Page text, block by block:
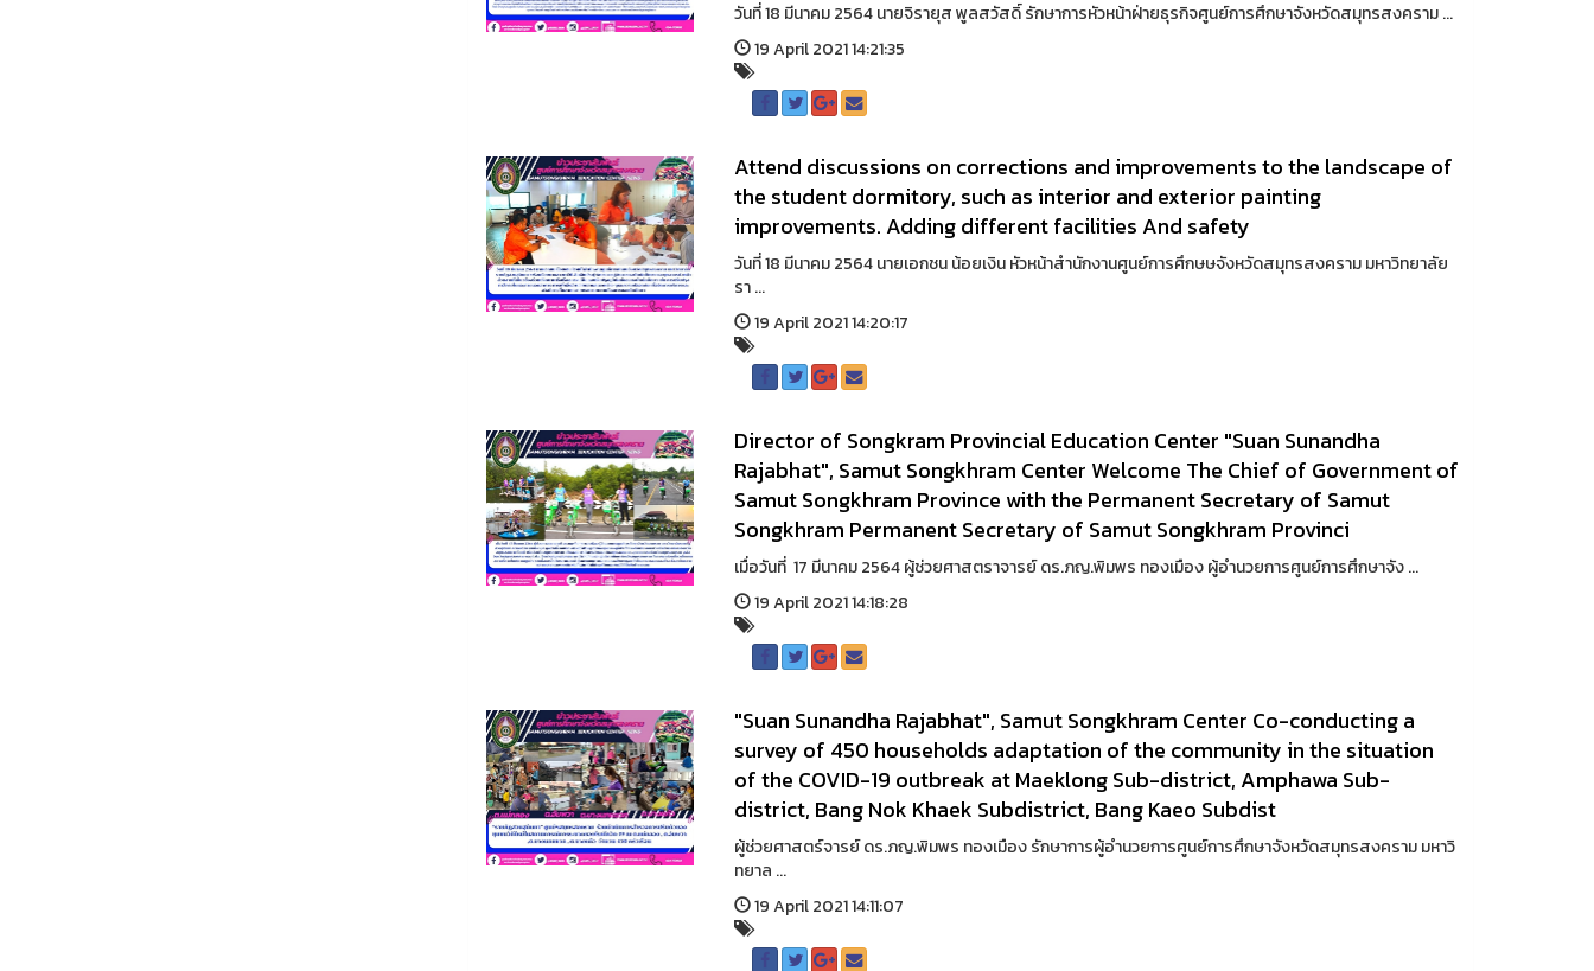
วันที่ 18 มีนาคม 2564 นายจิรายุส พูลสวัสดิ์ รักษาการหัวหน้าฝ่ายธุรกิจศูนย์การศึกษาจังหวัดสมุทรสงคราม ...
19 April 2021 14:21:35
Attend discussions on corrections and improvements to the landscape of
the student dormitory, such as interior and exterior painting
improvements. Adding different facilities And safety
วันที่ 18 มีนาคม 2564 นายเอกชน น้อยเงิน หัวหน้าสำนักงานศูนย์การศึกษษจังหวัดสมุทรสงคราม มหาวิทยาลัย
รา ...
19 April 2021 14:20:17
Director of Songkram Provincial Education Center "Suan Sunandha
Rajabhat", Samut Songkhram Center Welcome The Chief of Government of
Samut Songkhram Province with the Permanent Secretary of Samut
Songkhram Permanent Secretary of Samut Songkhram Provinci
เมื่อวันที่ 17 มีนาคม 2564 ผู้ช่วยศาสตราจารย์ ดร.ภญ.พิมพร ทองเมือง ผู้อำนวยการศูนย์การศึกษาจัง ...
19 April 2021 14:18:28
"Suan Sunandha Rajabhat", Samut Songkhram Center Co-conducting a
survey of 450 households adaptation of the community in the situation
of the COVID-19 outbreak at Maeklong Sub-district, Amphawa Sub-
district, Bang Nok Khaek Subdistrict, Bang Kaeo Subdist
ผู้ช่วยศาสตร์จารย์ ดร.ภญ.พิมพร ทองเมือง รักษาการผู้อำนวยการศูนย์การศึกษาจังหวัดสมุทรสงคราม มหาวิ
ทยาล ...
19 April 2021 14:11:07